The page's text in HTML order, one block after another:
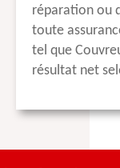
réparation ou
toute
tel que
résultat net